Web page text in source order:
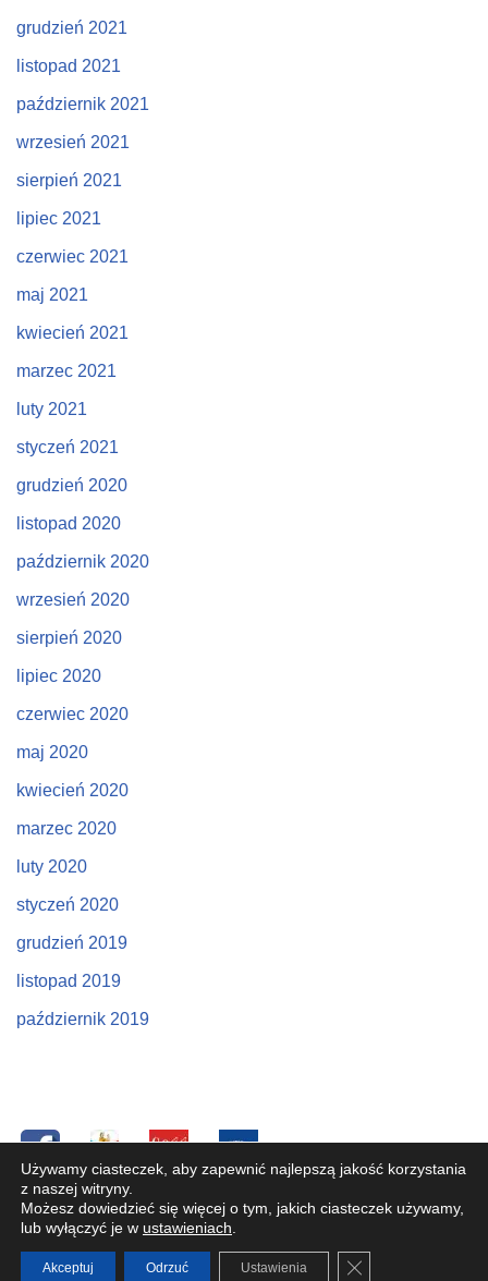
grudzień 2021
listopad 2021
październik 2021
wrzesień 2021
sierpień 2021
lipiec 2021
czerwiec 2021
maj 2021
kwiecień 2021
marzec 2021
luty 2021
styczeń 2021
grudzień 2020
listopad 2020
październik 2020
wrzesień 2020
sierpień 2020
lipiec 2020
czerwiec 2020
maj 2020
kwiecień 2020
marzec 2020
luty 2020
styczeń 2020
grudzień 2019
listopad 2019
październik 2019
Copyright © 2019 Parafia pw. Św. Józefa Oblubieńca NMP
w Bystrej. Wszelkie prawa zastrzeżone. W przypadku
problemów prosimy o kontakt:admin@bystra-parafia.pl
Używamy ciasteczek, aby zapewnić najlepszą jakość korzystania
z naszej witryny.
Możesz dowiedzieć się więcej o tym, jakich ciasteczek używamy,
lub wyłączyć je w ustawieniach
Akceptuj Odrzuć Ustawienia Zamknij panel